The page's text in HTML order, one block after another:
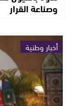
وصناعة القرار
أخبار وطنية